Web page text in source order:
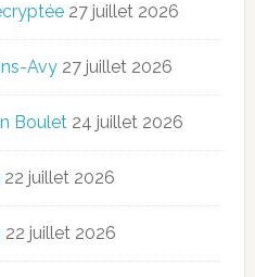
27 juillet 2026
Avy 27 juillet 2026
Boulet 24 juillet 2026
22 juillet 2026
22 juillet 2026